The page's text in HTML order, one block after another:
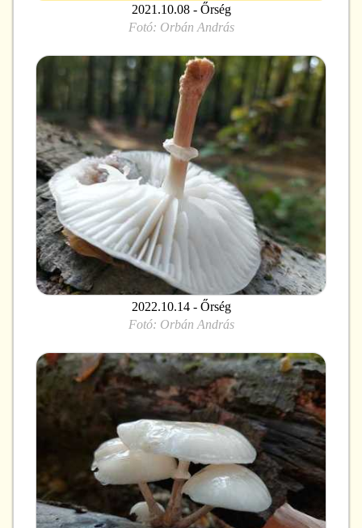
2021.10.08 - Őrség
Fotó: Orbán András
2022.10.14 - Őrség
Fotó: Orbán András